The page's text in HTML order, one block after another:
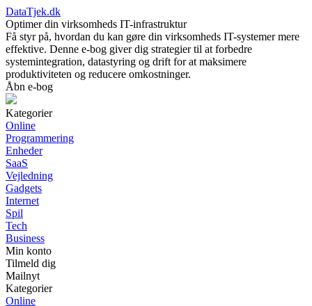
DataTjek.dk
Optimer din virksomheds IT-infrastruktur
Få styr på, hvordan du kan gøre din virksomheds IT-systemer mere
effektive. Denne e-bog giver dig strategier til at forbedre
systemintegration, datastyring og drift for at maksimere
produktiviteten og reducere omkostninger.
Åbn e-bog
Kategorier
Online
Programmering
Enheder
SaaS
Vejledning
Gadgets
Internet
Spil
Tech
Business
Min konto
Tilmeld dig
Mailnyt
Kategorier
Online